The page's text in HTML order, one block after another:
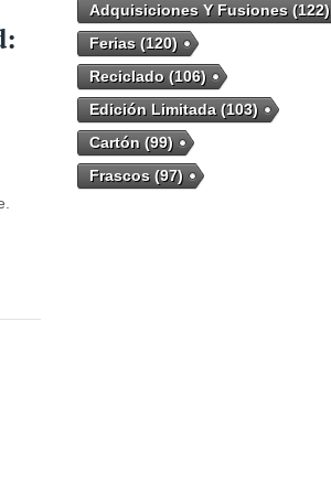
Adquisiciones Y Fusiones(122)
Ferias(120)
Reciclado(106)
Edición Limitada(103)
Cartón(99)
Frascos(97)